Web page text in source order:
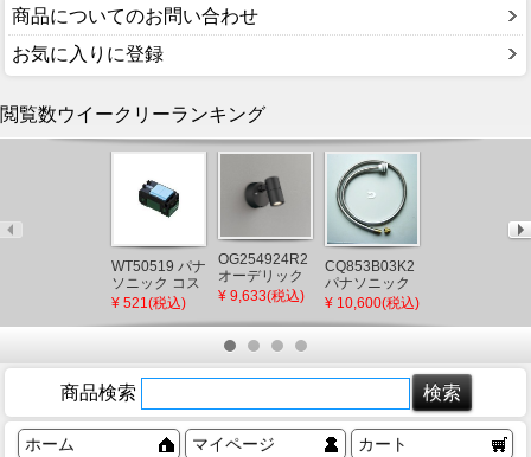
商品についてのお問い合わせ
お気に入りに登録
閲覧数ウイークリーランキング
WT50519 パナ
ソニック コス
モシリーズワ
イド21 埋込ほ
たるスイッチ
¥ 521(税込)
OG254924R2
オーデリック
屋外用スポッ
ック LED(電球
色) 広角
¥ 9,633(税込)
CQ853B03K2
パナソニック
シャワーホー
ス メタルホー
ス L=1200
後継品)
¥ 10,600(税込)
OC257263LCR
商品検索
ホーム マイページ カート